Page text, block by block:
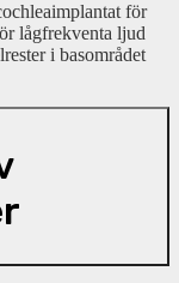
för
lågfrekventa ljud
i basområdet